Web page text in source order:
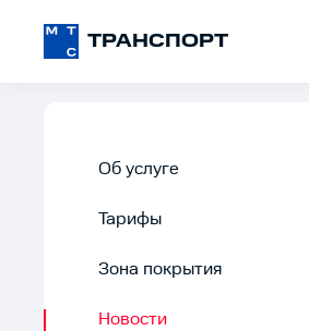
ТРАНСПОРТ
Об услуге
Тарифы
Зона покрытия
Новости